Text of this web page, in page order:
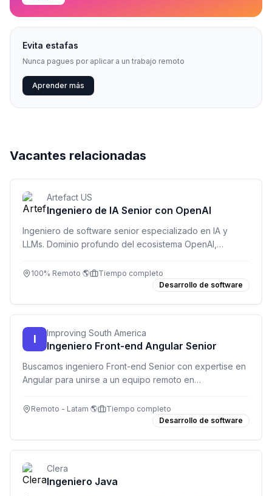
Evita estafas
Nunca pagues por aplicar a un trabajo remoto
Aprender más
Vacantes relacionadas
Artefact US
Ingeniero de IA Senior con OpenAI
Ingeniero de software senior especializado en IA y
LLMs. Dominio profundo del ecosistema OpenAI,
producción. Inglés fluido C1/C2 obligatorio.
100% Remoto 🌎
Tiempo completo
Desarrollo de software
I Improving South America
Ingeniero Front-end Angular Senior
Buscamos ingeniero Front-end Senior con expertise en
Angular para unirse a un equipo remoto en
RxJS obligatorio.
Remoto - Latam 🌎
Tiempo completo
Desarrollo de software
Clera
Ingeniero Java